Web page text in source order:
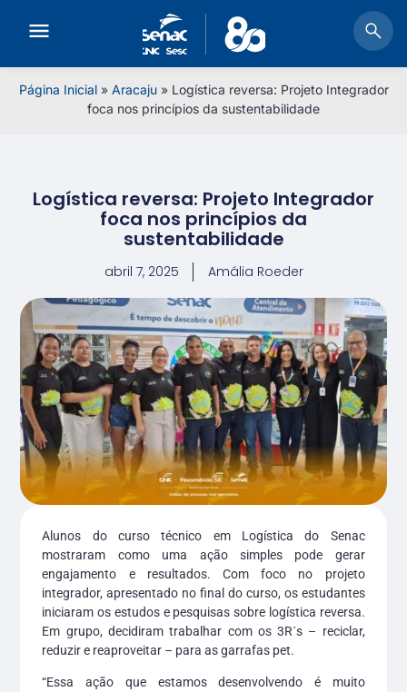
Página Inicial» Aracaju» Logística reversa: Projeto Integrador
foca nos princípios da sustentabilidade
Logística reversa: Projeto Integrador
foca nos princípios da
sustentabilidade
abril 7, 2025 Amália Roeder
Alunos do curso técnico em Logística do Senac
mostraram como uma ação simples pode gerar
engajamento e resultados. Com foco no projeto
integrador, apresentado no final do curso, os estudantes
iniciaram os estudos e pesquisas sobre logística reversa.
Em grupo, decidiram trabalhar com os 3R´s – reciclar,
reduzir e reaproveitar – para as garrafas pet.
“Essa ação que estamos desenvolvendo é muito